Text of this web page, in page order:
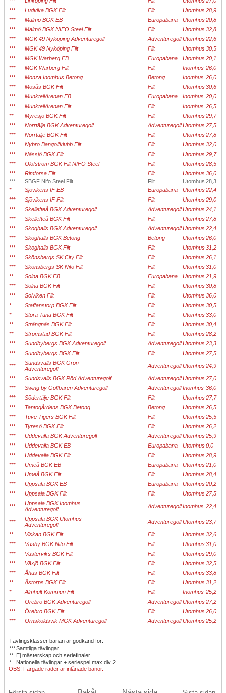
***
Ludvika BGK Filt Filt Utomhus28,9
***
Malmö BGK EB Europabana Utomhus20,8
***
Malmö BGK NIFO Steel Filt Filt Utomhus32,8
***
MGK 49 Nyköping Adventuregolf AdventuregolfUtomhus22,6
***
MGK 49 Nyköping Filt Filt Utomhus30,5
***
MGK Warberg EB Europabana Utomhus20,1
***
MGK Warberg Filt Filt Inomhus 26,0
***
Monza Inomhus Betong Betong Inomhus 26,0
***
Mosås BGK Filt Filt Utomhus30,6
***
MunktellArenan EB Europabana Inomhus 20,0
***
MunktellArenan Filt Filt Inomhus 26,5
**
Myresjö BGK Filt Filt Utomhus29,7
***
Norrtälje BGK Adventuregolf AdventuregolfUtomhus27,5
***
Norrtälje BGK Filt Filt Utomhus27,8
***
Nybro Bangolfklubb Filt Filt Utomhus32,0
***
Nässjö BGK Filt Filt Utomhus29,7
***
Olofström BGK Filt NIFO Steel Filt Utomhus28,5
***
Rimforsa Filt Filt Utomhus36,0
***
SBGF Nifo Steel Filt Filt Utomhus 28,3
*
Sjövikens IF EB Europabana Utomhus22,4
***
Sjövikens IF Filt Filt Utomhus29,0
***
Skellefteå BGK Adventuregolf AdventuregolfUtomhus24,1
***
Skellefteå BGK Filt Filt Utomhus27,8
***
Skoghalls BGK Adventuregolf AdventuregolfUtomhus22,4
***
Skoghalls BGK Betong Betong Utomhus26,0
***
Skoghalls BGK Filt Filt Utomhus31,2
***
Skönsbergs SK City Filt Filt Utomhus26,1
***
Skönsbergs SK Nifo Filt Filt Utomhus31,0
**
Solna BGK EB Europabana Utomhus21,9
***
Solna BGK Filt Filt Utomhus30,8
***
Solviken Filt Filt Utomhus36,0
*
Staffanstorp BGK Filt Filt Utomhus30,5
*
Stora Tuna BGK Filt Filt Utomhus33,0
**
Strängnäs BGK Filt Filt Utomhus30,4
**
Strömstad BGK Filt Filt Utomhus28,2
***
Sundbybergs BGK Adventuregolf AdventuregolfUtomhus23,3
***
Sundbybergs BGK Filt Filt Utomhus27,5
***
Sundsvalls BGK Grön
Adventuregolf
AdventuregolfUtomhus24,9
*** Sundsvalls BGK Röd Adventuregolf AdventuregolfUtomhus27,0
***
Swing by Golfbaren Adventuregolf AdventuregolfInomhus 36,0
***
Södertälje BGK Filt Filt Utomhus27,7
***
Tantogårdens BGK Betong Betong Utomhus26,5
***
Tuve Tigers BGK Filt Filt Utomhus25,5
***
Tyresö BGK Filt Filt Utomhus26,2
***
Uddevalla BGK Adventuregolf AdventuregolfUtomhus25,9
***
Uddevalla BGK EB Europabana Utomhus0,0
***
Uddevalla BGK Filt Filt Utomhus28,9
***
Umeå BGK EB Europabana Utomhus21,0
***
Umeå BGK Filt Filt Utomhus28,4
***
Uppsala BGK EB Europabana Utomhus20,2
***
Uppsala BGK Filt Filt Utomhus27,5
***
Uppsala BGK Inomhus
Adventuregolf
AdventuregolfInomhus 22,4
***
Uppsala BGK Utomhus
Adventuregolf
AdventuregolfUtomhus23,7
** Viskan BGK Filt Filt Utomhus32,6
***
Väsby BGK Nifo Filt Filt Utomhus31,0
***
Västerviks BGK Filt Filt Utomhus29,0
***
Växjö BGK Filt Filt Utomhus32,5
***
Åhus BGK Filt Filt Utomhus33,8
**
Åstorps BGK Filt Filt Utomhus31,2
*
Älmhult Kommun Filt Filt Inomhus 25,2
***
Örebro BGK Adventuregolf AdventuregolfUtomhus27,2
***
Örebro BGK Filt Filt Utomhus26,0
***
Örnsköldsvik MGK Adventuregolf AdventuregolfUtomhus25,2
Tävlingsklasser banan är godkänd för:
***Samtliga tävlingar
** Ej mästerskap och seriefinaler
*
Nationella tävlingar + seriespel max div 2
OBS! Färgade rader är inlånade banor.